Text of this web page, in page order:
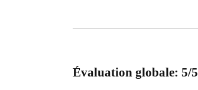
Évaluation globale: 5/5